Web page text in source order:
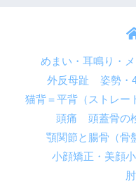
めまい・耳鳴り・
外反母趾
姿勢・
猫背＝平背（ストレー
頭痛
頭蓋骨の
顎関節と腸骨（骨
小顔矯正・美顔